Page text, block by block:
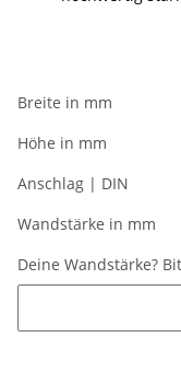
Breite in mm
Höhe in mm
Anschlag | DIN
Wandstärke in mm
Deine Wandstärke?